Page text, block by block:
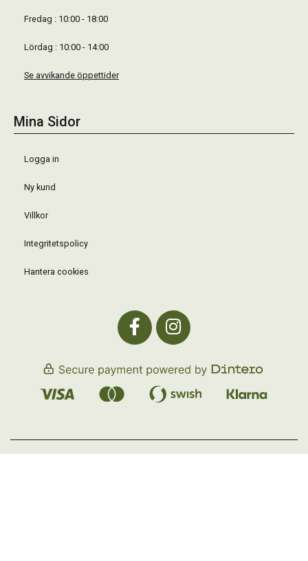
Fredag : 10:00 - 18:00
Lördag : 10:00 - 14:00
Se avvikande öppettider
Mina Sidor
Logga in
Ny kund
Villkor
Integritetspolicy
Hantera cookies